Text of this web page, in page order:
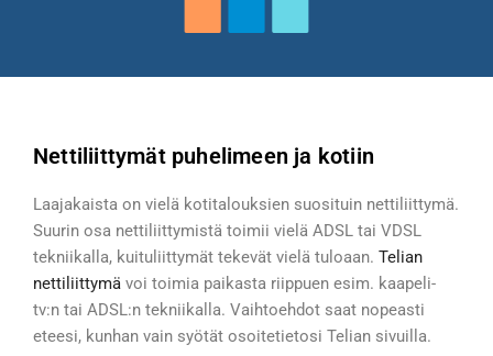
Nettiliittymät puhelimeen ja kotiin
Laajakaista on vielä kotitalouksien suosituin nettiliittymä.
Suurin osa nettiliittymistä toimii vielä ADSL tai VDSL
tekniikalla, kuituliittymät tekevät vielä tuloaan. Telian
nettiliittymä voi toimia paikasta riippuen esim. kaapeli-
tv:n tai ADSL:n tekniikalla. Vaihtoehdot saat nopeasti
eteesi, kunhan vain syötät osoitetietosi Telian sivuilla.